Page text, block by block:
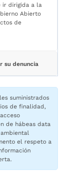
ir dirigida a la
Abierto
de
su denuncia
suministrados
de finalidad,
de hábeas data
el respeto a